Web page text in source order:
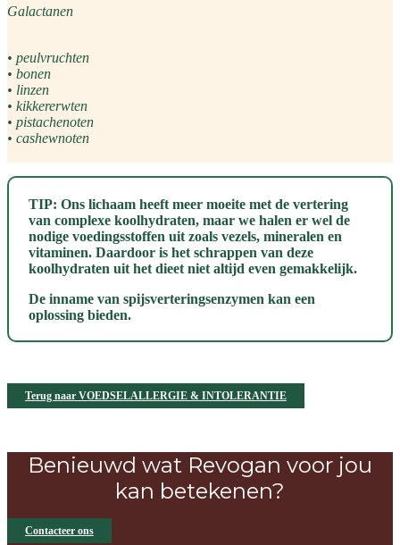
Galactanen
• peulvruchten
• bonen
• linzen
• kikkererwten
• pistachenoten
• cashewnoten
TIP: Ons lichaam heeft meer moeite met de vertering
van complexe koolhydraten, maar we halen er wel de
nodige voedingsstoffen uit zoals vezels, mineralen en
vitaminen. Daardoor is het schrappen van deze
koolhydraten uit het dieet niet altijd even gemakkelijk.
De inname van spijsverteringsenzymen kan een
oplossing bieden.
Terug naar VOEDSELALLERGIE & INTOLERANTIE
Benieuwd wat Revogan voor jou
kan betekenen?
Contacteer ons